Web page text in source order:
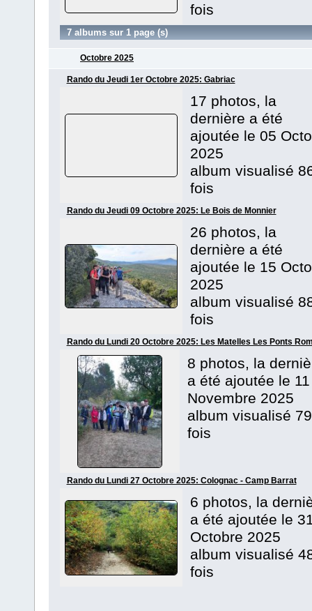
fois
7 albums sur 1 page (s)
Octobre 2025
Rando du Jeudi 1er Octobre 2025: Gabriac
17 photos, la
dernière a été
ajoutée le 05
2025
album visualisé
fois
Rando du Jeudi 09 Octobre 2025: Le Bois de Monnier
26 photos, la
dernière a été
ajoutée le 15
2025
album visualisé
fois
Rando du Lundi 20 Octobre 2025: Les Matelles Les Ponts
8 photos, la
a été ajoutée le 11
Novembre 2025
album visualisé 79
fois
Rando du Lundi 27 Octobre 2025: Colognac - Camp Barrat
6 photos, la
a été ajoutée le
Octobre 2025
album visualisé
fois